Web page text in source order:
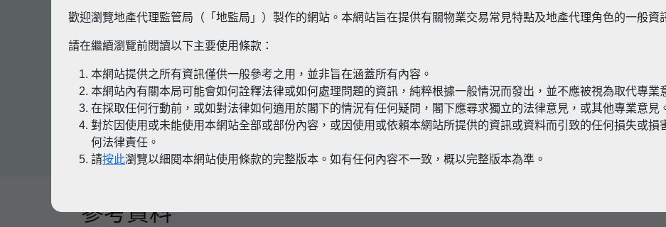
有關凶宅 有關境外物業
參考資料
歡迎瀏覽地產代理監管局（「地監局」）製作的網站。本網站旨在提供有關物業交易常見特點及地產代理角色的一般資
請在繼續瀏覽前閱讀以下主要使用條款：
本網站提供之所有資訊僅供一般參考之用，並非旨在涵蓋所有內容。
本網站內有關本局可能會如何詮釋法律或如何處理問題的資訊，純粹根據一般情況而發出，並不應被視為取代專業
在採取任何行動前，或如對法律如何適用於閣下的情況有任何疑問，閣下應尋求獨立的法律意見，或其他專業意見
對於因使用或未能使用本網站全部或部份內容，或因使用或依賴本網站所提供的資訊或資料而引致的任何損失或
何法律責任。
請按此瀏覽以細閱本網站使用條款的完整版本。如有任何內容不一致，概以完整版本為準。